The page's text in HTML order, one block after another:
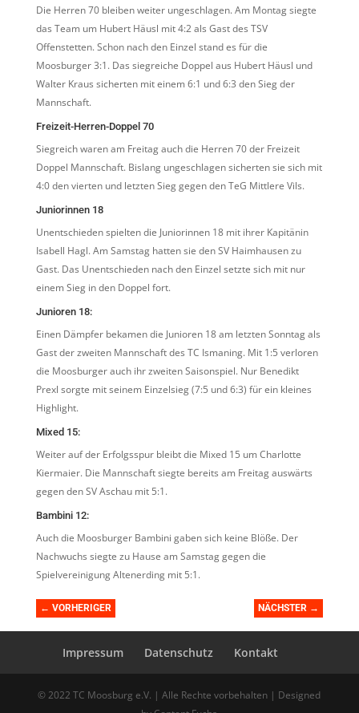
Die Herren 70 bleiben weiter ungeschlagen. Am Montag siegte
das Team um Hubert Häusl mit 4:2 als Gast des TSV
Offenstetten. Schon nach den Einzel stand es für die
Moosburger 3:1. Das siegreiche Doppel aus Hubert Häusl und
Walter Kraus sicherten mit einem 6:1 und 6:3 den Sieg der
Mannschaft.
Freizeit-Herren-Doppel 70
Siegreich waren am Freitag auch die Herren 70 der Freizeit
Doppel Mannschaft. Bislang ungeschlagen sicherten sie sich mit
4:0 den vierten und letzten Sieg gegen den TeG Mittlere Vils.
Juniorinnen 18
Unentschieden spielten die Juniorinnen 18 mit ihrer Kapitänin
Isabell Hagl. Am Samstag hatten sie den SV Haimhausen zu
Gast. Das Unentschieden nach den Einzel setzte sich mit nur
einem Sieg in den Doppel fort.
Junioren 18:
Einen Dämpfer bekamen die Junioren 18 am letzten Sonntag als
Gast der zweiten Mannschaft des TC Ismaning. Mit 1:5 verloren
die Moosburger auch ihr zweiten Saisonspiel. Nur Benedikt
Prexl sorgte mit seinem Einzelsieg (7:5 und 6:3) für ein kleines
Highlight.
Mixed 15:
Weiter auf der Erfolgsspur bleibt die Mixed 15 um Charlotte
Kiermaier. Die Mannschaft siegte bereits am Freitag auswärts
gegen den SV Aschau mit 5:1.
Bambini 12:
Auch die Moosburger Bambini gaben sich keine Blöße. Der
Nachwuchs siegte zu Hause am Samstag gegen die
Spielvereinigung Altenerding mit 5:1.
← VORHERIGER NÄCHSTER →
Impressum Datenschutz Kontakt
© 2022 TC Moosburg e.V. | Alle Rechte vorbehalten | Designed